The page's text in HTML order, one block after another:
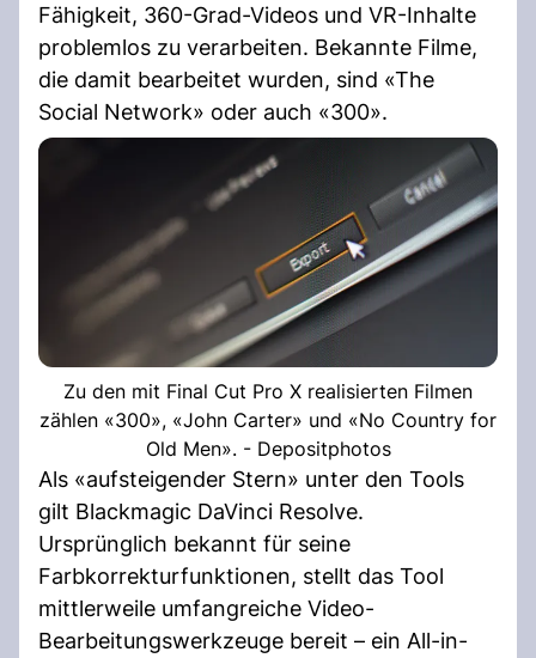
Fähigkeit, 360-Grad-Videos und VR-Inhalte
problemlos zu verarbeiten. Bekannte Filme,
die damit bearbeitet wurden, sind «The
Social Network» oder auch «300».
Zu den mit Final Cut Pro X realisierten Filmen
zählen «300», «John Carter» und «No Country for
Old Men». - Depositphotos
Als «aufsteigender Stern» unter den Tools
gilt Blackmagic DaVinci Resolve.
Ursprünglich bekannt für seine
Farbkorrekturfunktionen, stellt das Tool
mittlerweile umfangreiche Video-
Bearbeitungswerkzeuge bereit – ein All-in-